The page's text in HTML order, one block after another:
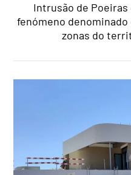
Intrusão de Poeiras
fenómeno denominado
zonas do